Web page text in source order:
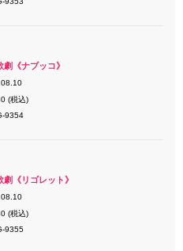
《ナブッコ》
(税込)
9354
《リゴレット》
(税込)
9355